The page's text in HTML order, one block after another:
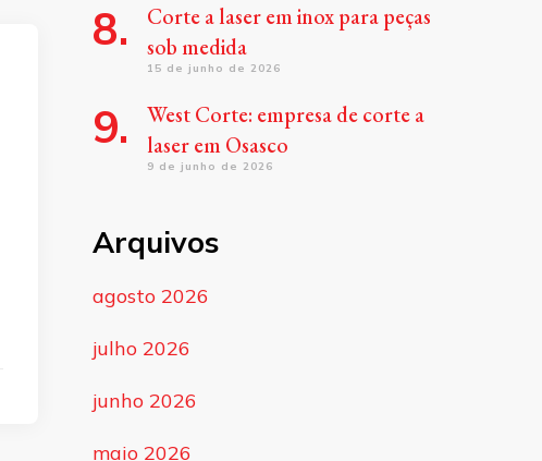
Corte a laser em inox para peças
sob medida
15 de junho de 2026
West Corte: empresa de corte a
laser em Osasco
9 de junho de 2026
Arquivos
agosto 2026
julho 2026
junho 2026
maio 2026